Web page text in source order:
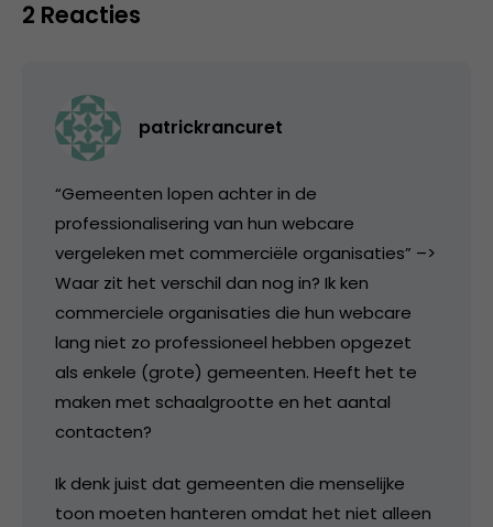
2 Reacties
patrickrancuret
“Gemeenten lopen achter in de
professionalisering van hun webcare
vergeleken met commerciële organisaties” –>
Waar zit het verschil dan nog in? Ik ken
commerciele organisaties die hun webcare
lang niet zo professioneel hebben opgezet
als enkele (grote) gemeenten. Heeft het te
maken met schaalgrootte en het aantal
contacten?
Ik denk juist dat gemeenten die menselijke
toon moeten hanteren omdat het niet alleen